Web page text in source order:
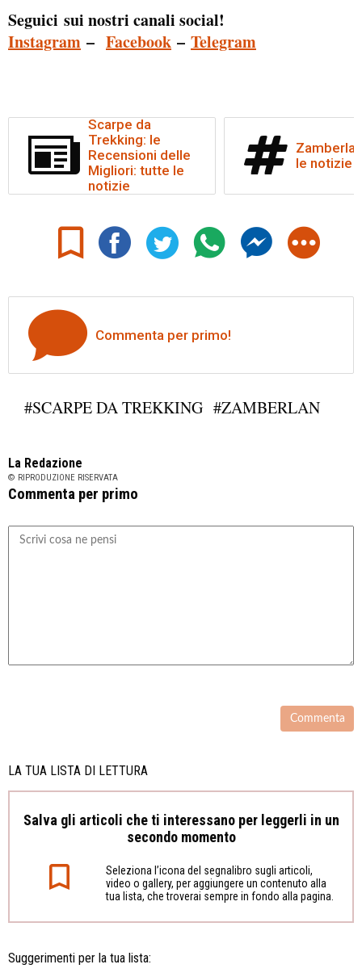
Seguici sui nostri canali social!
Instagram – Facebook – Telegram
Scarpe da
Trekking: le
Recensioni delle
Migliori: tutte le
notizie
le notizie
Commenta per primo!
#SCARPE DA TREKKING #ZAMBERLAN
La Redazione
© RIPRODUZIONE RISERVATA
Commenta per primo
LA TUA LISTA DI LETTURA
Salva gli articoli che ti interessano per leggerli in un
secondo momento
Seleziona l’icona del segnalibro sugli articoli,
video o gallery, per aggiungere un contenuto alla
tua lista, che troverai sempre in fondo alla pagina.
Suggerimenti per la tua lista: